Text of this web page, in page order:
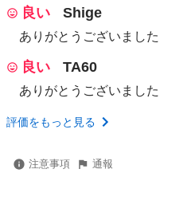
良い Shige
ありがとうございました
良い TA60
ありがとうございました
評価をもっと見る
注意事項 通報